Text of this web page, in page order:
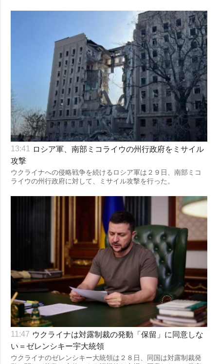
13:41
ロシア軍、南部ミコライウの州行政府をミサイル
攻撃
ウクライナへの侵略戦争を続けるロシア軍は２９日、南部ミコ
ライウの州行政府に対して、ミサイル攻撃を行った。
11:47 ウクライナは対露制裁の発動「保留」に同意しな
い＝ゼレンシキー宇大統領
ウクライナのゼレンシキー大統領は２８日、同国は対露制裁発